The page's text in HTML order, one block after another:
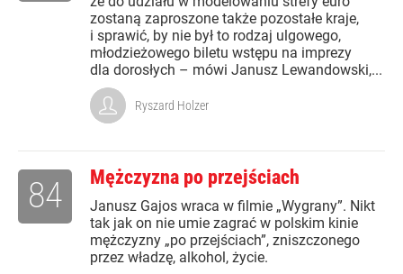
zostaną zaproszone także pozostałe kraje,
i sprawić, by nie był to rodzaj ulgowego,
młodzieżowego biletu wstępu na imprezy
dla dorosłych – mówi Janusz Lewandowski,...
Ryszard Holzer
Mężczyzna po przejściach
Janusz Gajos wraca w filmie „Wygrany”. Nikt
tak jak on nie umie zagrać w polskim kinie
mężczyzny „po przejściach”, zniszczonego
przez władzę, alkohol, życie.
84